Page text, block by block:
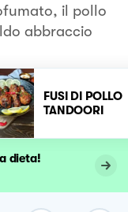
il pollo
abbraccio
FUSI DI POLLO
TANDOORI
dieta!